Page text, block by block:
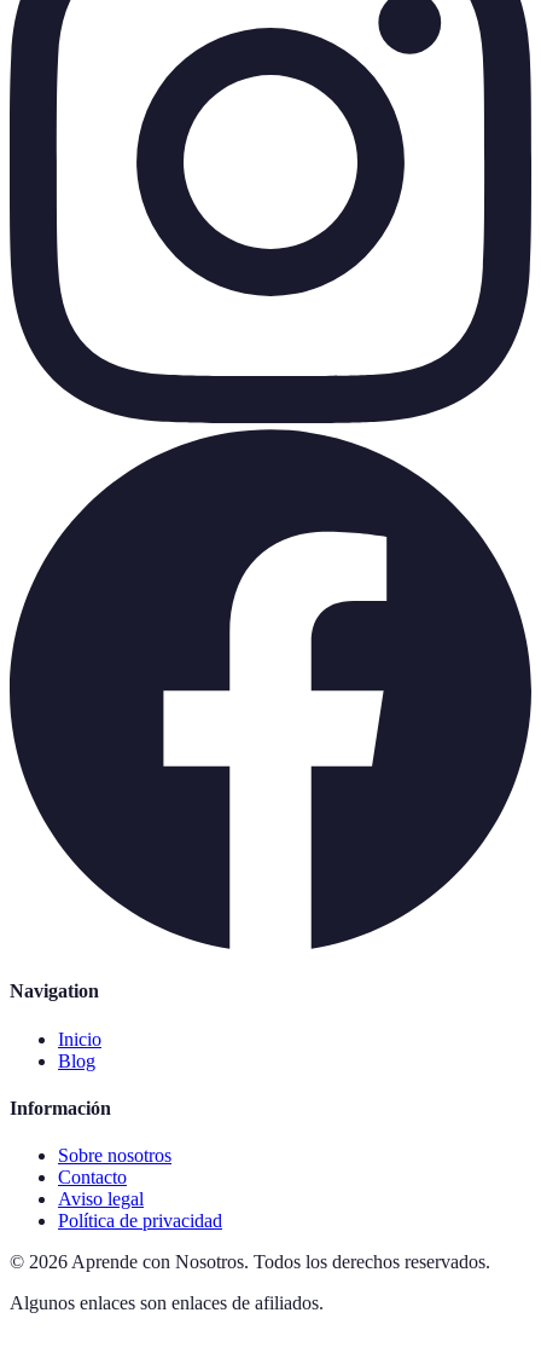
Navigation
Inicio
Blog
Información
Sobre nosotros
Contacto
Aviso legal
Política de privacidad
© 2026 Aprende con Nosotros. Todos los derechos reservados.
Algunos enlaces son enlaces de afiliados.